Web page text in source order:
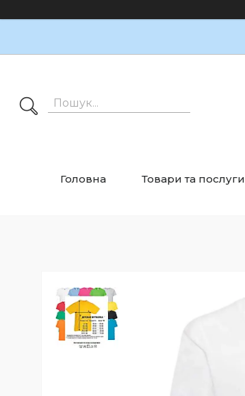
Головна Товари та послуги